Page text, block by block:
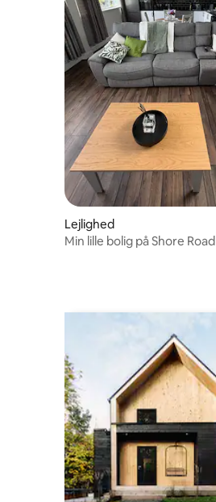
Lejlighed
Min lille bolig på Shore Road